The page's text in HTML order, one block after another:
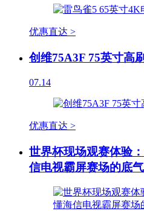
优惠直达 >
创维75A3F 75英寸高
07.14
优惠直达 >
世界杯现场观赛体验
信电视霸屏赛场的底气